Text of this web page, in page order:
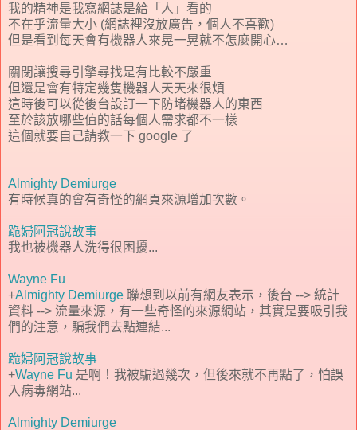
我的精神是我寫網誌是給「人」看的
不在乎流量大小 (網誌裡沒放廣告，個人不喜歡)
但是看到每天會有機器人來晃一晃就不怎麼開心…
關閉讓搜尋引擎尋找是有比較不嚴重
但還是會有特定幾隻機器人天天來很煩
這時後可以從後台設訂一下防堵機器人的東西
至於該放哪些值的話每個人需求都不一樣
這個就要自己請教一下 google 了
Almighty Demiurge
有時候真的會有奇怪的網頁來源增加次數。
跪婦阿冠說故事
我也被機器人洗得很困擾...
Wayne Fu
+Almighty Demiurge 聯想到以前有網友表示，後台 --> 統計
資料 --> 流量來源，有一些奇怪的來源網站，其實是要吸引我
們的注意，騙我們去點連結...
跪婦阿冠說故事
+Wayne Fu 是啊！我被騙過幾次，但後來就不再點了，怕誤
入病毒網站...
Almighty Demiurge